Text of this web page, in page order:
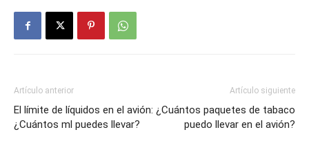
Artículo anterior
El límite de líquidos en el avión:
¿Cuántos ml puedes llevar?
Artículo siguiente
¿Cuántos paquetes de tabaco
puedo llevar en el avión?